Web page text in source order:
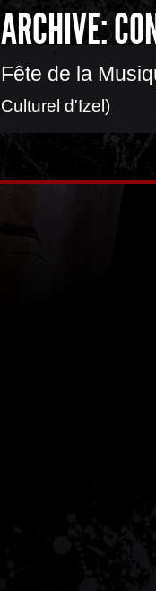
ARCHIVE:
Fête de la
Culturel d'Izel)